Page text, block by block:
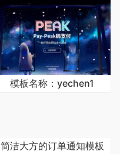
模板名称：yechen1
简洁大方的订单通知模板